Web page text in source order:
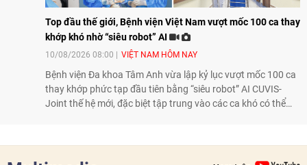
Top đầu thế giới, Bệnh viện Việt Nam vượt mốc 100 ca thay
khớp khó nhờ “siêu robot” AI
10/08/2026 08:00 VIỆT NAM HÔM NAY
Bệnh viện Đa khoa Tâm Anh vừa lập kỷ lục vượt mốc 100 ca
thay khớp phức tạp đầu tiên bằng “siêu robot” AI CUVIS-
Joint thế hệ mới, đặc biệt tập trung vào các ca khó có thể
cơ “tàn phế”.